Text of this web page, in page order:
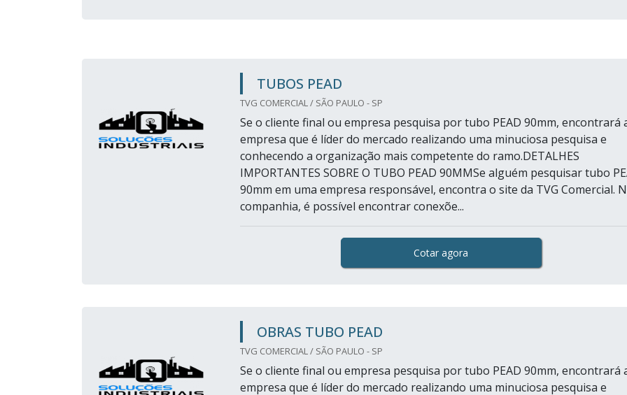
TUBOS PEAD
TVG COMERCIAL / SÃO PAULO - SP
Se o cliente final ou empresa pesquisa por tubo PEAD 90mm, encontrará
empresa que é líder do mercado realizando uma minuciosa pesquisa e
conhecendo a organização mais competente do ramo.DETALHES
IMPORTANTES SOBRE O TUBO PEAD 90MMSe alguém pesquisar tubo
90mm em uma empresa responsável, encontra o site da TVG Comercial.
companhia, é possível encontrar conexõe...
Cotar agora
OBRAS TUBO PEAD
TVG COMERCIAL / SÃO PAULO - SP
Se o cliente final ou empresa pesquisa por tubo PEAD 90mm, encontrará
empresa que é líder do mercado realizando uma minuciosa pesquisa e